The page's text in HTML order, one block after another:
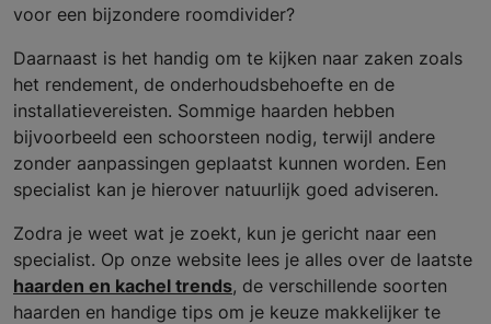
voor een bijzondere roomdivider?
Daarnaast is het handig om te kijken naar zaken zoals
het rendement, de onderhoudsbehoefte en de
installatievereisten. Sommige haarden hebben
bijvoorbeeld een schoorsteen nodig, terwijl andere
zonder aanpassingen geplaatst kunnen worden. Een
specialist kan je hierover natuurlijk goed adviseren.
Zodra je weet wat je zoekt, kun je gericht naar een
specialist. Op onze website lees je alles over de laatste
haarden en kachel trends, de verschillende soorten
haarden en handige tips om je keuze makkelijker te